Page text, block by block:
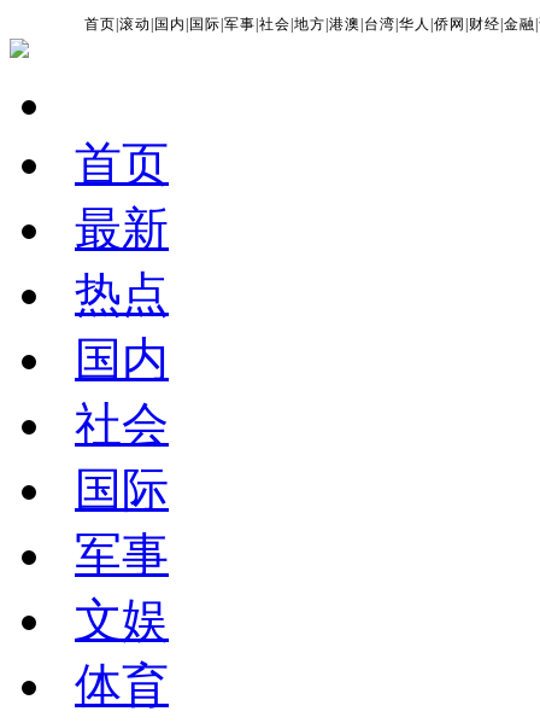
首页 |滚动 国内 国际 |军事 |社会 |地方 |港澳 台湾 |华人 |侨网 财经 |金融 |
首页
最新
热点
国内
社会
国际
军事
文娱
体育